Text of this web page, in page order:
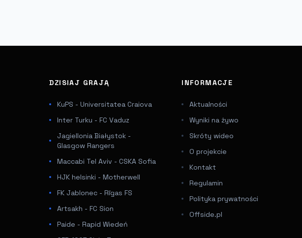
DZISIAJ GRAJĄ
KuPS - Universitatea Craiova
Inter Turku - FC Vaduz
Jagiellonia Białystok -
Glasgow Rangers
Maccabi Tel Aviv - CSKA Sofia
HJK helsinki - Motherwell
FK Jablonec - Rīgas FS
Artsakh - FC Sion
Paide - Rapid Wiedeń
INFORMACJE
Aktualności
Wyniki na żywo
Skróty wideo
O projekcie
Kontakt
Regulamin
Polityka prywatności
Offside.pl